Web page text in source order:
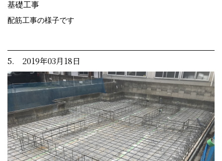
基礎工事
配筋工事の様子です
5. 2019年03月18日